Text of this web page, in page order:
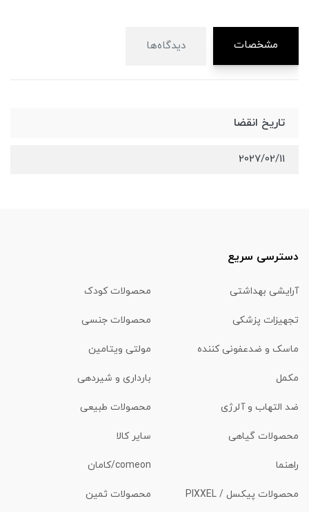
مشخصات دیدگاه‌ها
تاریخ انقضا
2027/02/11
دسترسی سریع
آرایشی بهداشتی محصولات کودک
تجهیزات پزشکی محصولات جنسی
ماسک و ضدعفونی کننده مولتی ویتامین
مکمل بارداری و شیردهی
ضد التهاب و آلرژی محصولات طبیعی
محصولات گیاهی سایر کالا
راهنما comeon/کامان
محصولات پیکسل / PIXXEL محصولات ثمین